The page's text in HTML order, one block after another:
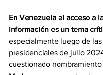
En Venezuela el acceso a la
información es un tema
especialmente luego de
presidenciales de julio
cuestionado nombramiento